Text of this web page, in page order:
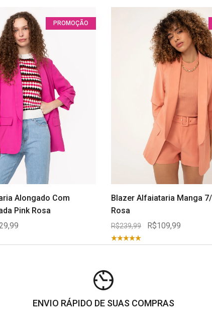
PROMOÇÃO
Alongado Com
Pink Rosa
Blazer Alfaiataria Manga
Rosa
R$239,99 R$109,99
ENVIO RÁPIDO DE SUAS COMPRAS